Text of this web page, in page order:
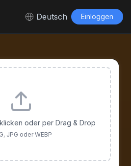
Deutsch Einloggen
oder per Drag & Drop
JPG oder WEBP